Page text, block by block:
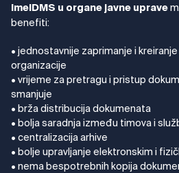
ImelDMS u organe javne uprave
benefiti:
• jednostavnije zaprimanje i
organizacije
• vrijeme za pretragu i pristup
smanjuje
• brža distribucija dokumenata
• bolja saradnja između timova i
• centralizacija arhive
• bolje upravljanje elektronskim i
• nema bespotrebnih kopija